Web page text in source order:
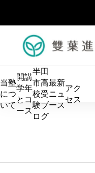
当塾
につ
いて
開講
学年
とコ
ース
半田
市高
校受
験ブ
ログ
最新
ニュ
ース
アク
セス